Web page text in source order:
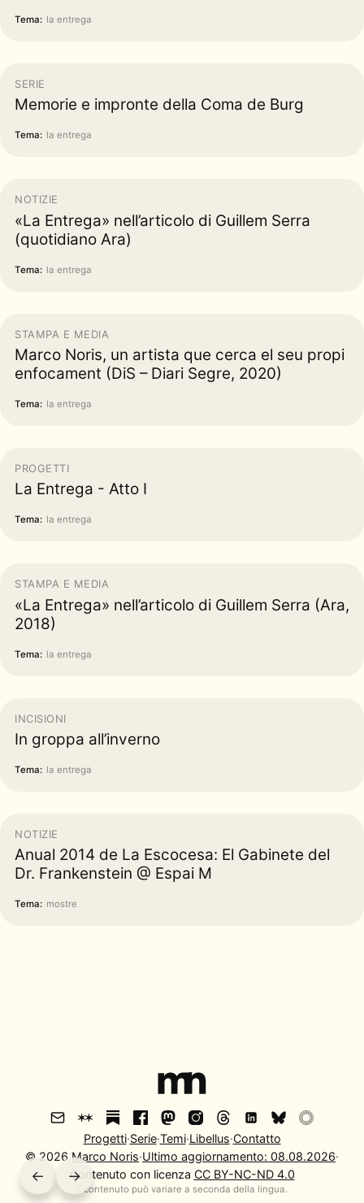
← →
Tema: la entrega
SERIE
Memorie e impronte della Coma de Burg
Tema: la entrega
NOTIZIE
«La Entrega» nell’articolo di Guillem Serra
(quotidiano Ara)
Tema: la entrega
STAMPA E MEDIA
Marco Noris, un artista que cerca el seu propi
enfocament (DiS – Diari Segre, 2020)
Tema: la entrega
PROGETTI
La Entrega - Atto I
Tema: la entrega
STAMPA E MEDIA
«La Entrega» nell’articolo di Guillem Serra (Ara,
2018)
Tema: la entrega
INCISIONI
In groppa all’inverno
Tema: la entrega
NOTIZIE
Anual 2014 de La Escocesa: El Gabinete del
Dr. Frankenstein @ Espai M
Tema: mostre
Progetti·Serie·Temi·Libellus·Contatto
© 2026 Marco Noris·Ultimo aggiornamento: 08.08.2026·
Contenuto con licenza CC BY-NC-ND 4.0
Il contenuto può variare a seconda della lingua.